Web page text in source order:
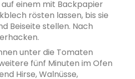
auf einem mit Backpapier
rösten lassen, bis sie
Beiseite stellen. Nach
unter die Tomaten
fünf Minuten im Ofen
Hirse, Walnüsse,